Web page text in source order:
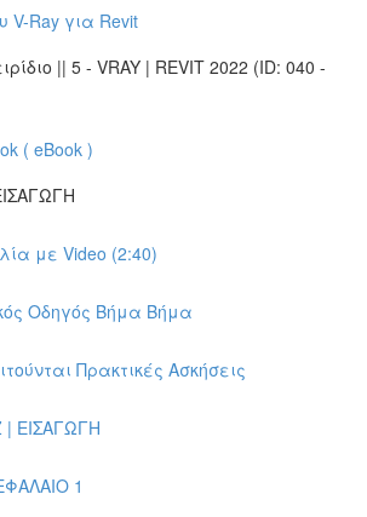
V-Ray για Revit
|| 5 - VRAY | REVIT 2022 (ID: 040 -
( eBook )
με Video (2:40)
Οδηγός Βήμα Βήμα
Πρακτικές Ασκήσεις
| ΕΙΣΑΓΩΓΗ
1